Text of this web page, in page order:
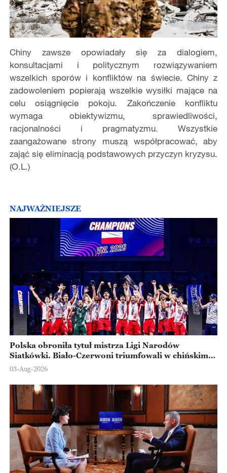
Chiny zawsze opowiadały się za dialogiem,
konsultacjami i politycznym rozwiązywaniem
wszelkich sporów i konfliktów na świecie. Chiny z
zadowoleniem popierają wszelkie wysiłki mające na
celu osiągnięcie pokoju. Zakończenie konfliktu
wymaga obiektywizmu, sprawiedliwości,
racjonalności i pragmatyzmu. Wszystkie
zaangażowane strony muszą współpracować, aby
zająć się eliminacją podstawowych przyczyn kryzysu.
(O.L.)
NAJWAŻNIEJSZE
Polska obroniła tytuł mistrza Ligi Narodów
Siatkówki. Biało-Czerwoni triumfowali w chińskim
Ningbo
03-Aug-2026